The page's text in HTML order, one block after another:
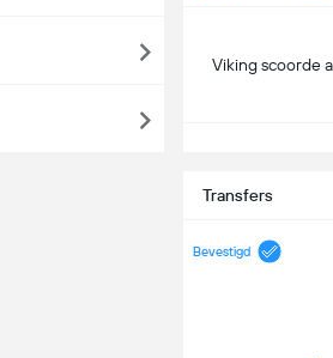
Viking scoorde
Transfers
Bevestigd